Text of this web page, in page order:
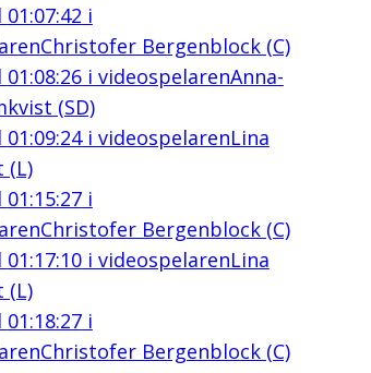
01:07:42 i
Christofer Bergenblock (C)
01:08:26i videospelarenAnna-
(SD)
01:09:24i videospelarenLina
(L)
01:15:27i
Christofer Bergenblock (C)
01:17:10i videospelarenLina
(L)
01:18:27i
Christofer Bergenblock (C)